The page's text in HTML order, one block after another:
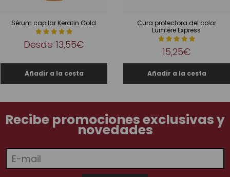
Sérum capilar Keratin Gold
Desde 13,55€
Cura protectora del color
Lumière Express
15,25€
Recibe promociones exclusivas y
novedades